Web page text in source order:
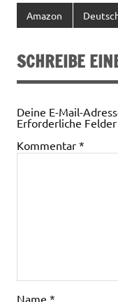
Amazon
SCHREIBE
Deine E-Mail-
Erforderliche
Kommentar *
Name *